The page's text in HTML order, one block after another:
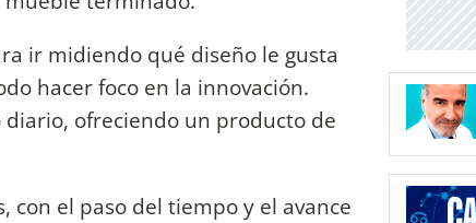
ir midiendo qué diseño le gusta
hacer foco en la innovación.
ofreciendo un producto de
con el paso del tiempo y el avance